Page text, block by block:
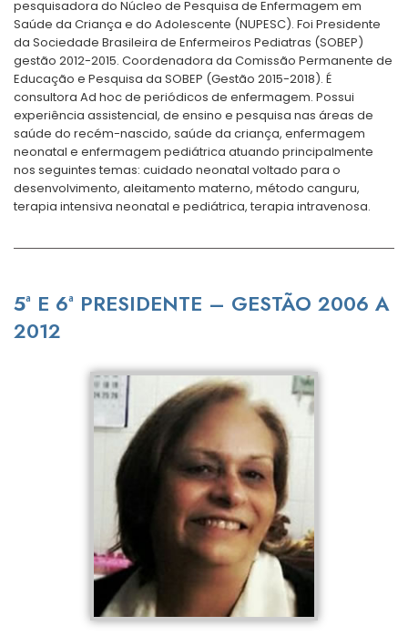
pesquisadora do Núcleo de Pesquisa de Enfermagem em
Saúde da Criança e do Adolescente (NUPESC). Foi Presidente
da Sociedade Brasileira de Enfermeiros Pediatras (SOBEP)
gestão 2012-2015. Coordenadora da Comissão Permanente de
Educação e Pesquisa da SOBEP (Gestão 2015-2018). É
consultora Ad hoc de periódicos de enfermagem. Possui
experiência assistencial, de ensino e pesquisa nas áreas de
saúde do recém-nascido, saúde da criança, enfermagem
neonatal e enfermagem pediátrica atuando principalmente
nos seguintes temas: cuidado neonatal voltado para o
desenvolvimento, aleitamento materno, método canguru,
terapia intensiva neonatal e pediátrica, terapia intravenosa.
5ª E 6ª PRESIDENTE – GESTÃO 2006 A
2012